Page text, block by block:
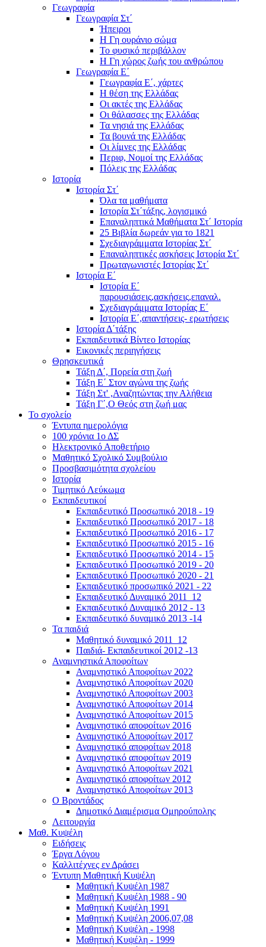
Γεωγραφία
Γεωγραφία Στ΄
Ήπειροι
Η Γη ουράνιο σώμα
Το φυσικό περιβάλλον
Η Γη χώρος ζωής του ανθρώπου
Γεωγραφία Ε΄
Γεωγραφία Ε΄, χάρτες
Η θέση της Ελλάδας
Οι ακτές της Ελλάδας
Οι θάλασσες της Ελλάδας
Τα νησιά της Ελλάδας
Τα βουνά της Ελλάδας
Οι λίμνες της Ελλάδας
Περιφ, Νομοί της Ελλάδας
Πόλεις της Ελλάδας
Ιστορία
Ιστορία Στ΄
Όλα τα μαθήματα
Ιστορία Στ΄τάξης, λογισμικό
Επαναληπτικά Μαθήματα Στ΄ Ιστορία
25 Βιβλία δωρεάν για το 1821
Σχεδιαγράμματα Ιστορίας Στ΄
Επαναληπτικές ασκήσεις Ιστορία Στ΄
Πρωταγωνιστές Ιστορίας Στ΄
Ιστορία Ε΄
Ιστορία Ε΄
παρουσιάσεις,ασκήσεις,επαναλ.
Σχεδιαγράμματα Ιστορίας Ε΄
Ιστορία Ε΄,απαντήσεις- ερωτήσεις
Ιστορία Δ΄τάξης
Εκπαιδευτικά Βίντεο Ιστορίας
Εικονικές περιηγήσεις
Θρησκευτικά
Τάξη Δ΄, Πορεία στη ζωή
Τάξη Ε΄ Στον αγώνα της ζωής
Τάξη Στ' ,Αναζητώντας την Αλήθεια
Τάξη Γ΄,Ο Θεός στη ζωή μας
Το σχολείο
Έντυπα ημερολόγια
100 χρόνια 1ο ΔΣ
Ηλεκτρονικό Αποθετήριο
Μαθητικό Σχολικό Συμβούλιο
Προσβασιμότητα σχολείου
Ιστορία
Τιμητικό Λεύκωμα
Εκπαιδευτικοί
Εκπαιδευτικό Προσωπικό 2018 - 19
Εκπαιδευτικό Προσωπικό 2017 - 18
Εκπαιδευτικό Προσωπικό 2016 - 17
Εκπαιδευτικό Προσωπικό 2015 - 16
Εκπαιδευτικό Προσωπικό 2014 - 15
Εκπαιδευτικό Προσωπικό 2019 - 20
Εκπαιδευτικό Προσωπικό 2020 - 21
Εκπαιδευτικό προσωπικό 2021 - 22
Εκπαιδευτικό Δυναμικό 2011_12
Εκπαιδευτικό Δυναμικό 2012 - 13
Εκπαιδευτικό δυναμικό 2013 -14
Τα παιδιά
Μαθητικό δυναμικό 2011_12
Παιδιά- Εκπαιδευτικοί 2012 -13
Αναμνηστικά Αποφοίτων
Αναμνηστικό Αποφοίτων 2022
Αναμνηστικό Αποφοίτων 2020
Αναμνηστικό Αποφοίτων 2003
Αναμνηστικό Αποφοίτων 2014
Αναμνηστικό Αποφοίτων 2015
Αναμνηστικό αποφοίτων 2016
Αναμνηστικό Αποφοίτων 2017
Αναμνηστικό αποφοίτων 2018
Αναμνηστικό αποφοίτων 2019
Αναμνηστικό Αποφοίτων 2021
Αναμνηστικό αποφοίτων 2012
Αναμνηστικό Αποφοίτων 2013
Ο Βροντάδος
Δημοτικό Διαμέρισμα Ομηρούπολης
Λειτουργία
Μαθ. Κυψέλη
Ειδήσεις
Έργα Λόγου
Καλλιτέχνες εν Δράσει
Έντυπη Μαθητική Κυψέλη
Μαθητική Κυψέλη 1987
Μαθητική Κυψέλη 1988 - 90
Μαθητική Κυψέλη 1991
Μαθητική Κυψέλη 2006,07,08
Μαθητική Κυψέλη - 1998
Μαθητική Κυψέλη - 1999